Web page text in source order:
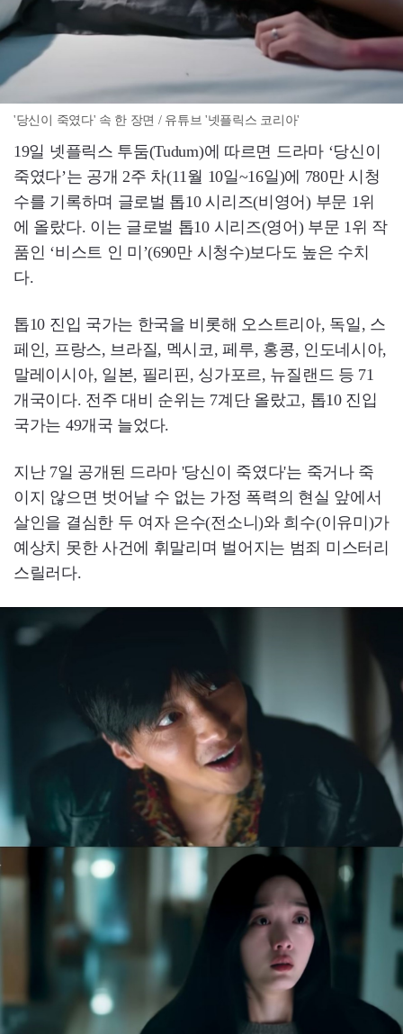
'당신이 죽였다' 속 한 장면 / 유튜브 '넷플릭스 코리아'
19일 넷플릭스 투둠(Tudum)에 따르면 드라마 ‘당신이
죽였다’는 공개 2주 차(11월 10일~16일)에 780만 시청
수를 기록하며 글로벌 톱10 시리즈(비영어) 부문 1위
에 올랐다. 이는 글로벌 톱10 시리즈(영어) 부문 1위 작
품인 ‘비스트 인 미’(690만 시청수)보다도 높은 수치
다.
톱10 진입 국가는 한국을 비롯해 오스트리아, 독일, 스
페인, 프랑스, 브라질, 멕시코, 페루, 홍콩, 인도네시아,
말레이시아, 일본, 필리핀, 싱가포르, 뉴질랜드 등 71
개국이다. 전주 대비 순위는 7계단 올랐고, 톱10 진입
국가는 49개국 늘었다.
지난 7일 공개된 드라마 '당신이 죽였다'는 죽거나 죽
이지 않으면 벗어날 수 없는 가정 폭력의 현실 앞에서
살인을 결심한 두 여자 은수(전소니)와 희수(이유미)가
예상치 못한 사건에 휘말리며 벌어지는 범죄 미스터리
스릴러다.